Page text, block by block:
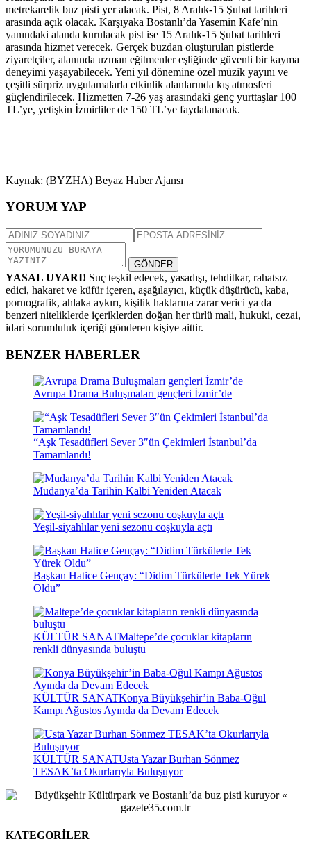
metrekarelik buz pisti yer alacak. Pist, 8 Aralık-15 Şubat tarihleri
arasında açık olacak. Karşıyaka Bostanlı’da Yasemin Kafe’nin
yanındaki alanda kurulacak pist ise 15 Aralık-15 Şubat tarihleri
arasında hizmet verecek. Gerçek buzdan oluşturulan pistlerde
ziyaretçiler, alanında uzman eğitmenler eşliğinde güvenli bir kayma
deneyimi yaşayabilecek. Yeni yıl dönemine özel müzik yayını ve
çeşitli sürpriz uygulamalarla etkinlik alanlarında kış atmosferi
güçlendirilecek. Hizmetten 7-26 yaş arasındaki genç yurttaşlar 100
TL’ye, yetişkin İzmirliler de 150 TL’ye faydalanacak.
Kaynak: (BYZHA) Beyaz Haber Ajansı
YORUM YAP
GÖNDER
YASAL UYARI! Suç teşkil edecek, yasadışı, tehditkar, rahatsız
edici, hakaret ve küfür içeren, aşağılayıcı, küçük düşürücü, kaba,
pornografik, ahlaka aykırı, kişilik haklarına zarar verici ya da
benzeri niteliklerde içeriklerden doğan her türlü mali, hukuki, cezai,
idari sorumluluk içeriği gönderen kişiye aittir.
BENZER HABERLER
Avrupa Drama Buluşmaları gençleri İzmir’de
“Aşk Tesadüfleri Sever 3″ün Çekimleri İstanbul’da
Tamamlandı!
Mudanya’da Tarihin Kalbi Yeniden Atacak
Yeşil-siyahlılar yeni sezonu coşkuyla açtı
Başkan Hatice Gençay: “Didim Türkülerle Tek Yürek
Oldu”
KÜLTÜR SANATMaltepe’de çocuklar kitapların
renkli dünyasında buluştu
KÜLTÜR SANATKonya Büyükşehir’in Baba-Oğul
Kampı Ağustos Ayında da Devam Edecek
KÜLTÜR SANATUsta Yazar Burhan Sönmez
TESAK’ta Okurlarıyla Buluşuyor
KATEGORİLER